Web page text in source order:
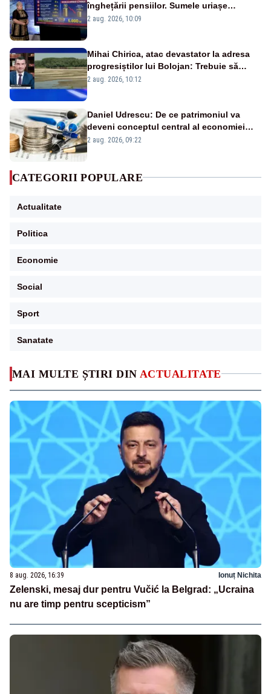
MAI MULTE ȘTIRI DIN ACTUALITATE
8 aug. 2026, 16:39 Ionuț Nichita
Zelenski, mesaj dur pentru Vučić la Belgrad: „Ucraina
nu are timp pentru scepticism”
înghețării pensiilor. Sumele uriașe
pierdute de fiecare român
2 aug. 2026, 10:09
Mihai Chirica, atac devastator la adresa
progresiștilor lui Bolojan: Trebuie să
protejăm și natura, dar nu șținem omaneii
2 aug. 2026, 10:12
Daniel Udrescu: De ce patrimoniul va
deveni conceptul central al economiei
viitoare?
2 aug. 2026, 09:22
CATEGORII POPULARE
Actualitate
Politica
Economie
Social
Sport
Sanatate